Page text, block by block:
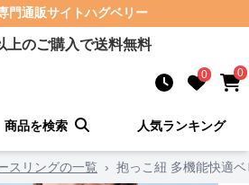
門通販サイトハグベリー
上のご購入で送料無料
0 0
商品を検索 人気ランキング
スリングの一覧 › 抱っこ紐 多機能快適